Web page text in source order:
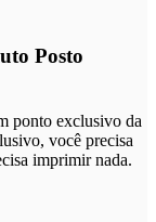
Posto
ponto exclusivo da
você precisa
imprimir nada.